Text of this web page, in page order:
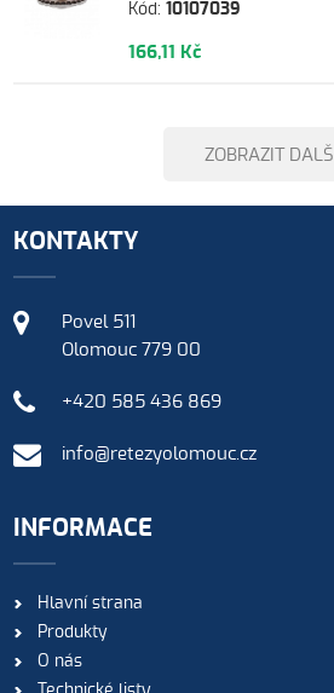
Kód:10107039
166,11 Kč
ZOBRAZIT DALŠÍ
KONTAKTY
Povel 511
Olomouc 779 00
+420 585 436 869
info@retezyolomouc.cz
INFORMACE
Hlavní strana
Produkty
O nás